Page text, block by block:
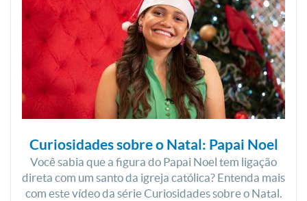
Curiosidades sobre o Natal: Papai Noel
Você sabia que a figura do Papai Noel tem ligação
direta com um santo da igreja católica? Entenda mais
com este vídeo da série Curiosidades sobre o Natal.